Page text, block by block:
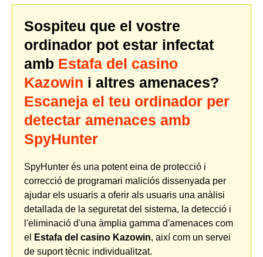
Sospiteu que el vostre
ordinador pot estar infectat
amb Estafa del casino
Kazowin i altres amenaces?
Escaneja el teu ordinador per
detectar amenaces amb
SpyHunter
SpyHunter és una potent eina de protecció i
correcció de programari maliciós dissenyada per
ajudar els usuaris a oferir als usuaris una anàlisi
detallada de la seguretat del sistema, la detecció i
l'eliminació d'una àmplia gamma d'amenaces com
el
Estafa del casino Kazowin, així com un servei
de suport tècnic individualitzat.